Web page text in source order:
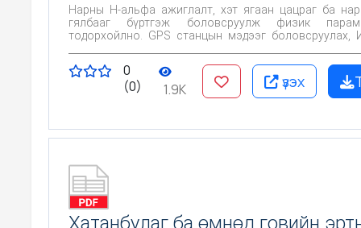
Нарны Н-альфа ажиглалт, хэт ягаан цацраг ба
гялбааг бүртгэж боловсруулж физик
тодорхойлно. GPS станцын мэдээг боловсруулах,
0
(0)
1.9K үзэх
Хатанбулаг ба өмнөд говийн